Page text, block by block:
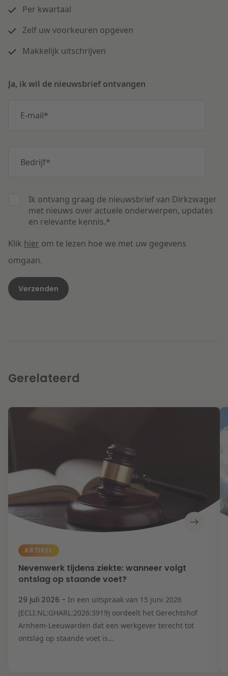
Per kwartaal
Zelf uw voorkeuren opgeven
Makkelijk uitschrijven
Ja, ik wil de nieuwsbrief ontvangen
E-mail*
Bedrijf*
Ik ontvang graag de nieuwsbrief van Dirkzwager
met nieuws over actuele onderwerpen, updates
en relevante kennis.*
Klik hier om te lezen hoe we met uw gegevens
omgaan.
Gerelateerd
ARTIKEL
Nevenwerk tijdens ziekte: wanneer volgt
ontslag op staande voet?
29 juli 2026 - In een uitspraak van 15 juni 2026
(ECLI:NL:GHARL:2026:3919) oordeelt het Gerechtshof
Arnhem-Leeuwarden dat een werkgever terecht tot
ontslag op staande voet is...